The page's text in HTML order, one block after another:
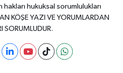
hakları hukuksal sorumlulukları
KÖŞE YAZI VE YORUMLARDAN
SORUMLUDUR.